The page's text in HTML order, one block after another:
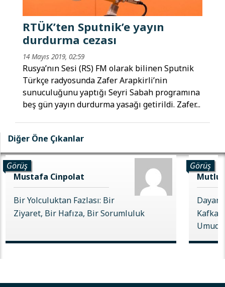
RTÜK’ten Sputnik’e yayın
durdurma cezası
14 Mayıs 2019, 02:59
Rusya’nın Sesi (RS) FM olarak bilinen Sputnik
Türkçe radyosunda Zafer Arapkirli’nin
sunuculuğunu yaptığı Seyri Sabah programına
beş gün yayın durdurma yasağı getirildi. Zafer...
Diğer Öne Çıkanlar
Görüş
Mustafa Cinpolat
Bir Yolculuktan Fazlası: Bir
Ziyaret, Bir Hafıza, Bir Sorumluluk
Görüş
Mutlu
Kafkas
Umudu